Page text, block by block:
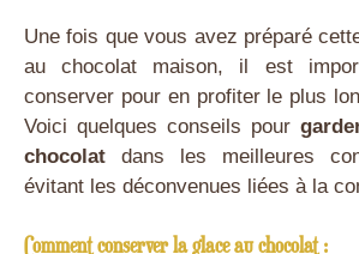
Une fois que vous avez préparé
au chocolat maison, il est
conserver pour en profiter le plus
Voici quelques conseils pour
chocolat dans les meilleures
évitant les déconvenues liées à la
Comment conserver la glace au chocolat :